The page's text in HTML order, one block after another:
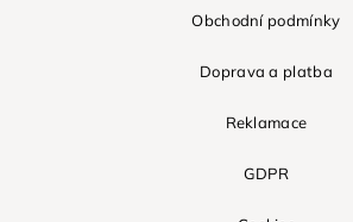
Obchodní podmínky
Doprava a platba
Reklamace
GDPR